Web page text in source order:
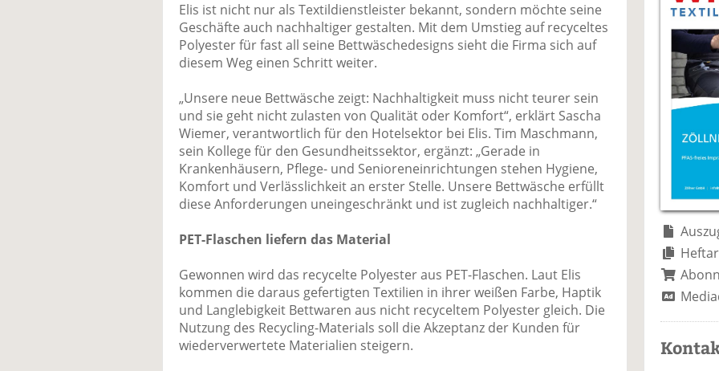
uf
F
ac
o
o
k
te
il
e
n
wi
tt
er
uf
Li
n
di
n
te
e
n
er
E
m
v
er
se
d
e
n
ru
ck
e
Elis ist nicht nur als Textildienstleister bekannt, sondern möchte seine
Geschäfte auch nachhaltiger gestalten. Mit dem Umstieg auf recyceltes
Polyester für fast all seine Bettwäschedesigns sieht die Firma sich auf
diesem Weg einen Schritt weiter.
„Unsere neue Bettwäsche zeigt: Nachhaltigkeit muss nicht teurer sein
und sie geht nicht zulasten von Qualität oder Komfort“, erklärt Sascha
Wiemer, verantwortlich für den Hotelsektor bei Elis. Tim Maschmann,
sein Kollege für den Gesundheitssektor, ergänzt: „Gerade in
Krankenhäusern, Pflege- und Senioreneinrichtungen stehen Hygiene,
Komfort und Verlässlichkeit an erster Stelle. Unsere Bettwäsche erfüllt
diese Anforderungen uneingeschränkt und ist zugleich nachhaltiger.“
PET-Flaschen liefern das Material
Gewonnen wird das recycelte Polyester aus PET-Flaschen. Laut Elis
kommen die daraus gefertigten Textilien in ihrer weißen Farbe, Haptik
und Langlebigkeit Bettwaren aus nicht recyceltem Polyester gleich. Die
Nutzung des Recycling-Materials soll die Akzeptanz der Kunden für
wiederverwertete Materialien steigern.